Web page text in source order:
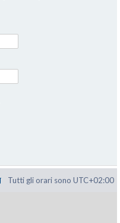
Tutti gli orari sono UTC+02:00